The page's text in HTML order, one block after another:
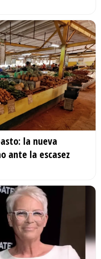
la nueva
ante la escasez